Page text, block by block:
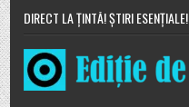
DIRECT LA ȚINTĂ! ȘTIRI ESENȚIALE!